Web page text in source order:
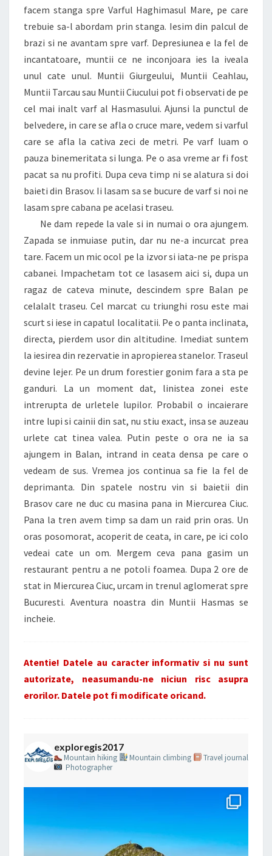
facem stanga spre Varful Haghimasul Mare, pe care
trebuie sa-l abordam prin stanga. Iesim din palcul de
brazi si ne avantam spre varf. Depresiunea e la fel de
incantatoare, muntii ce ne inconjoara ies la iveala
unul cate unul. Muntii Giurgeului, Muntii Ceahlau,
Muntii Tarcau sau Muntii Ciucului pot fi observati de pe
cel mai inalt varf al Hasmasului. Ajunsi la punctul de
belvedere, in care se afla o cruce mare, vedem si varful
care se afla la cativa zeci de metri. Pe varf luam o
pauza binemeritata si lunga. Pe o asa vreme ar fi fost
pacat sa nu profiti. Dupa ceva timp ni se alatura si doi
baieti din Brasov. Ii lasam sa se bucure de varf si noi ne
lasam spre cabana pe acelasi traseu.
Ne dam repede la vale si in numai o ora ajungem.
Zapada se inmuiase putin, dar nu ne-a incurcat prea
tare. Facem un mic ocol pe la izvor si iata-ne pe prispa
cabanei. Impachetam tot ce lasasem aici si, dupa un
ragaz de cateva minute, descindem spre Balan pe
celalalt traseu. Cel marcat cu triunghi rosu este mai
scurt si iese in capatul localitatii. Pe o panta inclinata,
directa, pierdem usor din altitudine. Imediat suntem
la iesirea din rezervatie in apropierea stanelor. Traseul
devine lejer. Pe un drum forestier gonim fara a sta pe
ganduri. La un moment dat, linistea zonei este
intrerupta de urletele lupilor. Probabil o incaierare
intre lupi si cainii din sat, nu stiu exact, insa se auzeau
urlete cat tinea valea. Putin peste o ora ne ia sa
ajungem in Balan, intrand in ceata densa pe care o
vedeam de sus. Vremea jos continua sa fie la fel de
deprimanta. Din spatele nostru vin si baietii din
Brasov care ne duc cu masina pana in Miercurea Ciuc.
Pana la tren avem timp sa dam un raid prin oras. Un
oras posomorat, acoperit de ceata, in care, pe ici colo
vedeai cate un om. Mergem ceva pana gasim un
restaurant pentru a ne potoli foamea. Dupa 2 ore de
stat in Miercurea Ciuc, urcam in trenul aglomerat spre
Bucuresti. Aventura noastra din Muntii Hasmas se
incheie.
Atentie! Datele au caracter informativ si nu sunt
autorizate, neasumandu-ne niciun risc asupra
erorilor. Datele pot fi modificate oricand.
exploregis2017
Mountain hiking Mountain climbing
Travel journal
Photographer